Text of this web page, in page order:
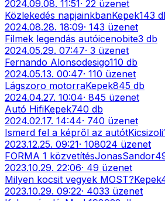
2024.09.08. 11:51· 22 üzenet
Közlekedés napjainkbanKepek143
2024.08.28. 18:09· 143 üzenet
Filmek legendás autóicenobite3 db
2024.05.29. 07:47· 3 üzenet
Fernando Alonsodesigo110 db
2024.05.13. 00:47· 110 üzenet
Lágszoro motorraKepek845 db
2024.04.27. 10:04· 845 üzenet
Autó HifiKepek740 db
2024.02.17. 14:44· 740 üzenet
Ismerd fel a képről az autótKicsizoli
2023.12.25. 09:21· 108024 üzenet
FORMA 1 közvetítésJonasSandor
2023.10.29. 22:06· 49 üzenet
Milyen kocsit vegyek MOST?Kepek
2023.10.29. 09:22· 4033 üzenet